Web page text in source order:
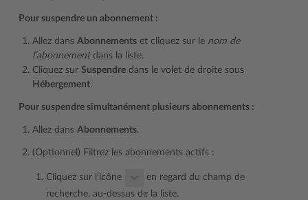
Pour suspendre un abonnement :
Allez dans Abonnements et cliquez sur le nom de
l’abonnementdans la liste.
Cliquez sur Suspendre dans le volet de droite sous
Hébergement.
Pour suspendre simultanément plusieurs abonnements :
Allez dans Abonnements.
(Optionnel) Filtrez les abonnements actifs :
Cliquez sur l’icône
en regard du champ de
recherche, au-dessus de la liste.